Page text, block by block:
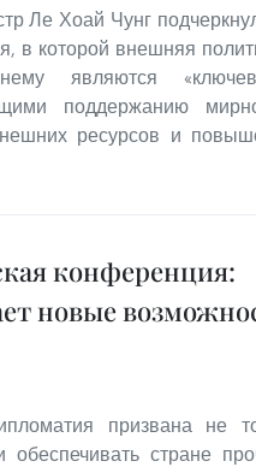
Ле Хоай Чунг
в которой внешняя
являются
поддержанию
ресурсов и
конференция:
новые
призвана не
стране